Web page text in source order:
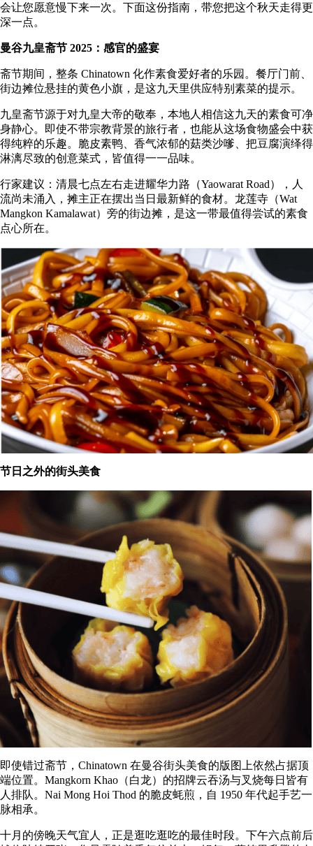
会让您愿意慢下来一次。下面这份指南，带您把这个秋天走得更
深一点。
曼谷九皇斋节 2025：感官的盛宴
斋节期间，整条 Chinatown 化作素食爱好者的乐园。餐厅门前、
街边摊位悬挂的黄色小旗，是这九天里供应特别素菜的提示。
九皇斋节源于对九皇大帝的敬奉，本地人相信这九天的素食可净
身静心。即使不带宗教背景的旅行者，也能从这场食物盛会中获
得纯粹的乐趣。脆皮素鸭、香气浓郁的菇类沙嗲、把豆腐演绎得
淋漓尽致的创意菜式，皆值得一一品味。
行家建议：清晨七点左右走进耀华力路（Yaowarat Road），人
流尚未涌入，摊主正在摆出当日最新鲜的食材。 龙莲寺 （Wat
Mangkon Kamalawat）旁的街边摊，是这一带最值得尝试的素食
点心所在。
节日之外的街头美食
即使错过斋节，Chinatown 在曼谷街头美食的版图上依然占据顶
端位置。Mangkorn Khao（白龙）的招牌云吞汤与叉烧每日皆有
人排队。Nai Mong Hoi Thod 的脆皮蚝煎，自 1950 年代起手艺一
脉相承。
十月的傍晚天气宜人，正是逛吃逛吃的最佳时段。下午六点前后